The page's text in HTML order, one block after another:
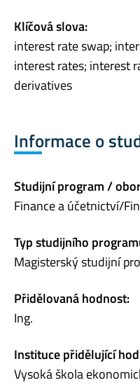
Klíčová slova:
interest rate swap;
interest rates; interest
derivatives
Informace o
Studijní program /
Finance a účetnictví/
Typ studijního
Magisterský studijní
Přidělovaná hodnost:
Ing.
Instituce přidělující
Vysoká škola